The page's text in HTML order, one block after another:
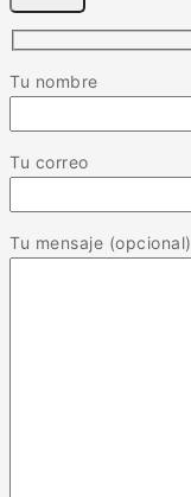
Tu nombre
Tu correo
Tu mensaje (opcional)